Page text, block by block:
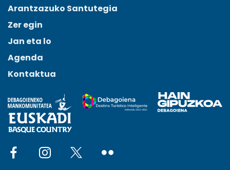
Arantzazuko Santutegia
Zer egin
Jan eta lo
Agenda
Kontaktua
Social network facebook
Social network instagram
Social network x
Social network flickr